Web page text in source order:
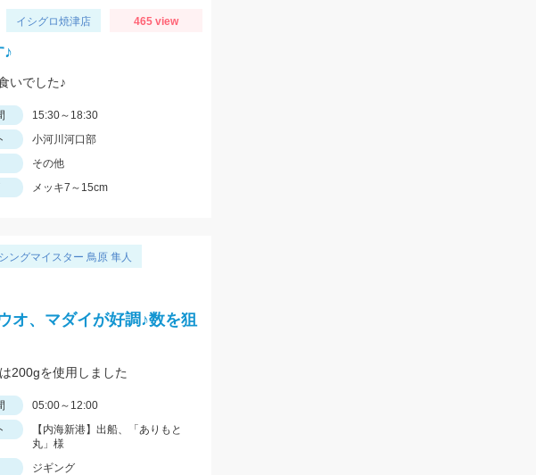
イシグロ焼津店 465 view
いでした♪
15:30～18:30
小河川河口部
その他
メッキ7～15cm
ングマイスター 鳥原 隼人
オ、マダイが好調♪数を狙
200gを使用しました
05:00～12:00
【内海新港】出船、「ありもと
丸」様
ジギング